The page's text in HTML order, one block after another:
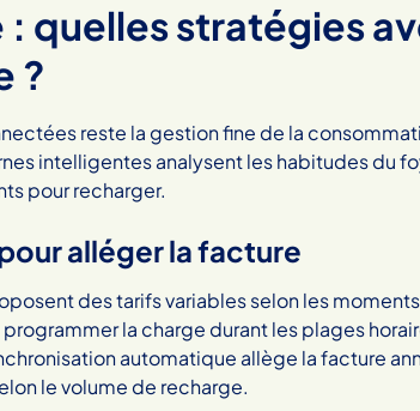
: quelles stratégies
?
reste la gestion fine de la
intelligentes analysent les habitudes du
pour recharger.
alléger la facture
des tarifs variables selon les
la charge durant les plages
automatique allège la facture
le volume de recharge.